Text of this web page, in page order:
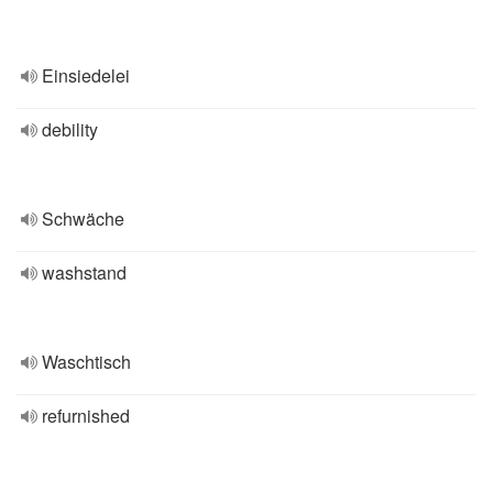
Einsiedelei
debility
Schwäche
washstand
Waschtisch
refurnished